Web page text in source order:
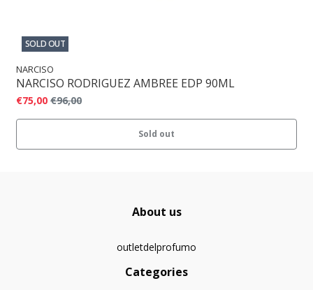
SOLD OUT
NARCISO
NARCISO RODRIGUEZ AMBREE EDP 90ML
€75,00 €96,00
Sold out
About us
outletdelprofumo
Categories